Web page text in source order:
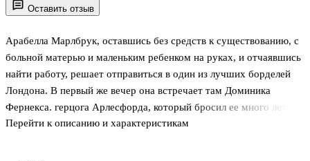
Оставить отзыв
Арабелла Марлбрук, оставшись без средств к существованию, с
больной матерью и маленьким ребенком на руках, и отчаявшись
найти работу, решает отправиться в один из лучших борделей
Лондона. В первый же вечер она встречает там Доминика
Фернекса. герцога Арлесфорда, который бросил ее много лет
назад — незамужнюю и беременную. Потрясенный
Перейти к описанию и характеристикам